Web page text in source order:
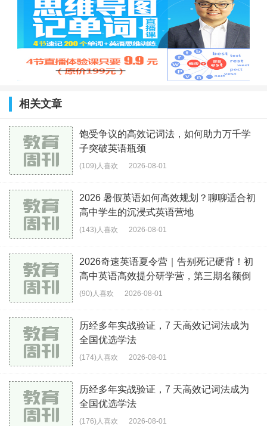
相关文章
饱受争议的高效记词法，如何助力万千学
子突破英语瓶颈
(109)人喜欢 2026-08-01
2026 暑假英语如何高效规划？聊聊适合初
高中学生的沉浸式英语营地
(143)人喜欢 2026-08-01
2026奇速英语夏令营｜告别死记硬背！初
高中英语高效提分研学营，第三期名额倒
计时
(90)人喜欢 2026-08-01
历经多年实战验证，7 天高效记词法成为
全国优选学法
(174)人喜欢 2026-08-01
历经多年实战验证，7 天高效记词法成为
全国优选学法
(176)人喜欢 2026-08-01